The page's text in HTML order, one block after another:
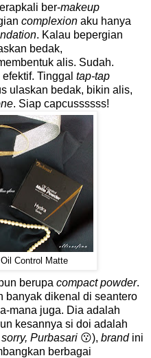
ber-makeup
complexion aku hanya
. Kalau bepergian
bedak,
alis. Sudah.
Tinggal tap-tap
ulaskan bedak, bikin alis,
. Siap capcussssss!
Control Matte
berupa compact powder.
banyak dikenal di seantero
mana juga. Dia adalah
kesannya si doi adalah
Purbasari 😗), brand ini
berbagai